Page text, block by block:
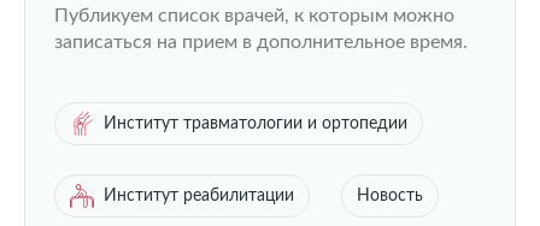
Публикуем список врачей, к которым можно
записаться на прием в дополнительное время.
Институт травматологии и ортопедии
Институт реабилитации Новость